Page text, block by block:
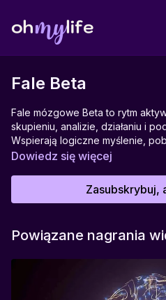
Fale Beta
Fale mózgowe Beta to rytm aktywnego umysłu – towarzyszą
skupieniu, analizie, działaniu i
Wspierają logiczne myślenie,
efektywność poznawczą.
umysłu lub pobudzenia do
To dźwiękowa stymulacja dla
Aktywnej pracy umysłowej,
Wzmocnieniu koncentracji,
Dowiedz się więcej
Zasubskrybuj,
Powiązane nagrania